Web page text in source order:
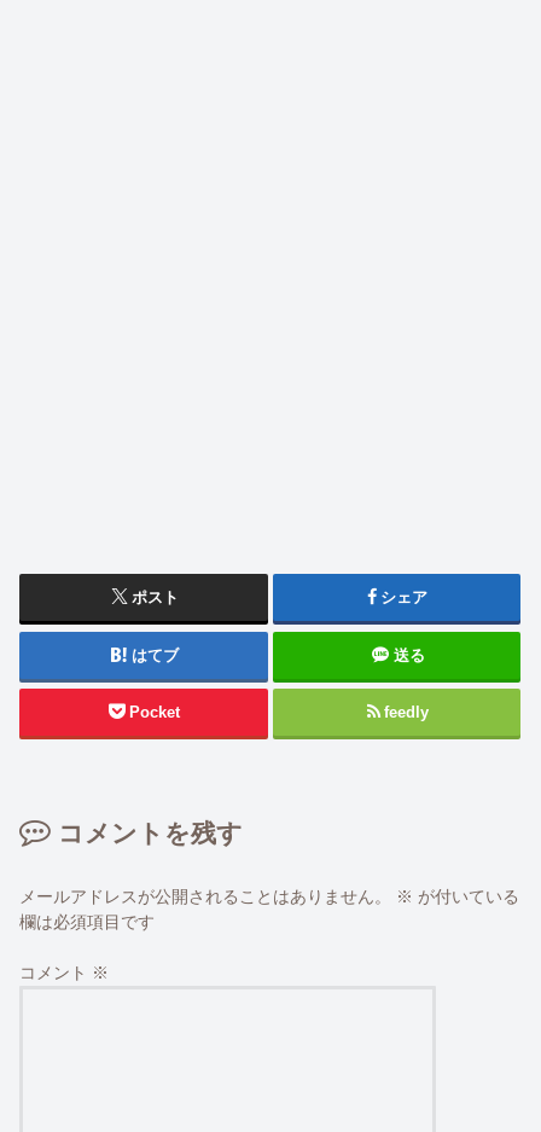
ポスト シェア
はてブ 送る
Pocket feedly
コメントを残す
メールアドレスが公開されることはありません。 ※ が付いている
欄は必須項目です
コメント ※